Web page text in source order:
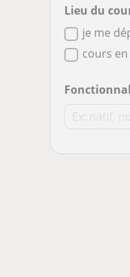
Lieu du
je me
cours